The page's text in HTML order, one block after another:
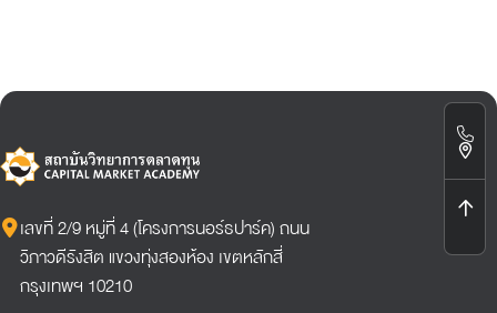
เลขที่ 2/9 หมู่ที่ 4 (โครงการนอร์ธปาร์ค) ถนน
วิภาวดีรังสิต แขวงทุ่งสองห้อง เขตหลักสี่
กรุงเทพฯ 10210